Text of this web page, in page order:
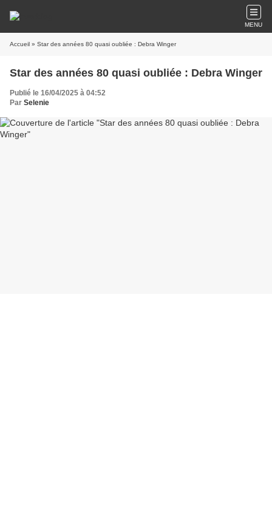
MENU
Accueil » Star des années 80 quasi oubliée : Debra Winger
Star des années 80 quasi oubliée : Debra Winger
Publié le 16/04/2025 à 04:52
Par Selenie